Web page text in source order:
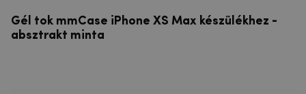
Gél tok mmCase iPhone XS Max készülékhez -
absztrakt minta